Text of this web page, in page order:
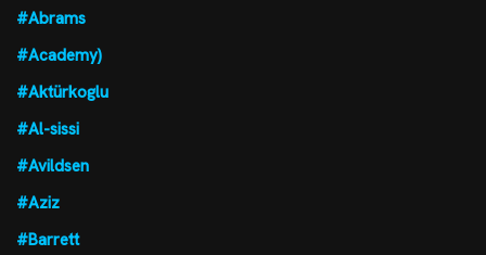
#Abrams
#Academy)
#Aktürkoglu
#Al-sissi
#Avildsen
#Aziz
#Barrett